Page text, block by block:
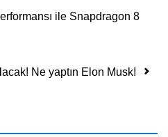
ile Snapdragon 8
Ne yaptın Elon Musk!